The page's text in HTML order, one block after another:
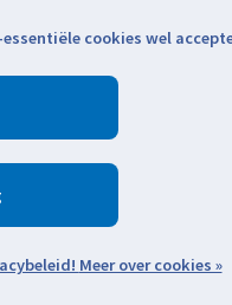
Zoeken
cookies wel
Meer over cookies »